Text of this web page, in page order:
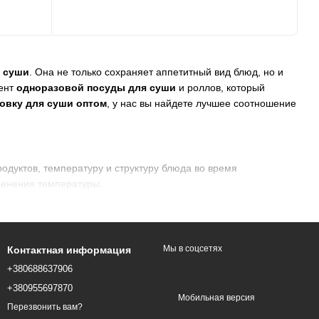
суши . Она не только сохраняет аппетитный вид блюд, но и
одноразовой посуды для суши и роллов, который
для суши оптом , у нас вы найдете лучшее соотношение
температуру и структуру блюда во время
температуры.
Контактная информация
+380688637906
+380955697870
Перезвонить вам?
Мы в соцсетях
Мобильная версия